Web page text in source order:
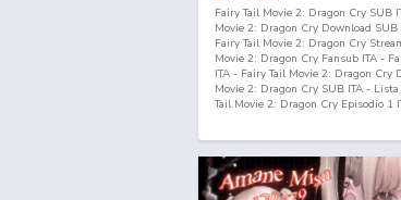
Fairy Tail Movie 2: Dragon Cry SUB
Movie 2: Dragon Cry Download
Fairy Tail Movie 2: Dragon Cry
Movie 2: Dragon Cry Fansub ITA -
ITA - Fairy Tail Movie 2: Dragon
Movie 2: Dragon Cry SUB ITA -
Tail Movie 2: Dragon Cry Episodio 1
Movie: Dragon Cry Download ITA -
Streaming & Download ITA - Fairy
the Movie: Dragon Cry Streaming